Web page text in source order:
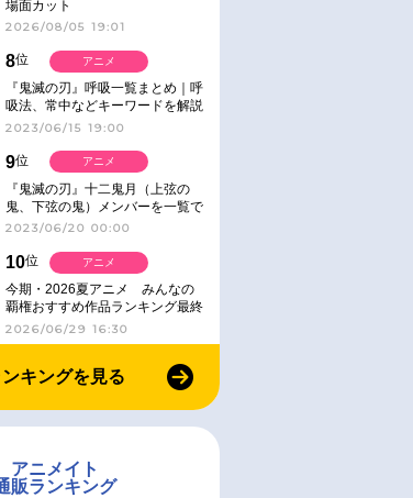
場面カット
2026/08/05 19:01
8位
『鬼滅の刃』呼吸一覧まとめ｜呼
吸法、常中などキーワードを解説
2023/06/15 19:00
アニメ
9位
『鬼滅の刃』十二鬼月（上弦の
鬼、下弦の鬼）メンバーを一覧で
紹介＆解説（登場鬼の情報まと
2023/06/20 00:00
アニメ
10位
今期・2026夏アニメ みんなの
覇権おすすめ作品ランキング最終
結果発表！
2026/06/29 16:30
アニメ
キングを見る
アニメイト
販ランキング